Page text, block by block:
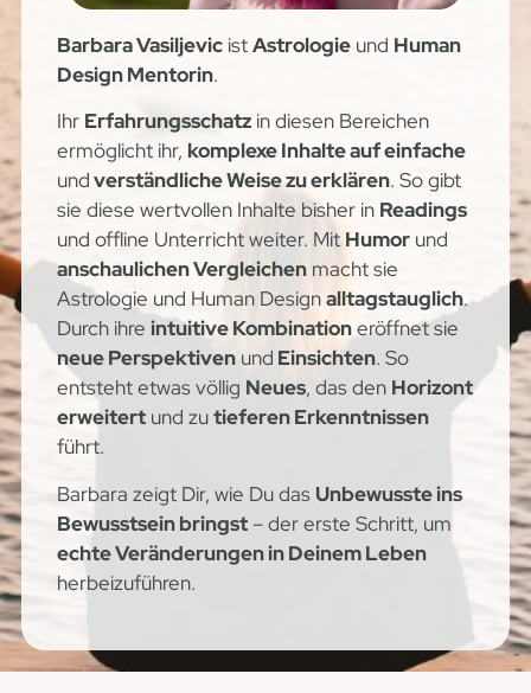
Barbara VasiljevicistAstrologieund Human
Design Mentorin.
Ihr Erfahrungsschatzin diesen Bereichen
ermöglicht ihr, komplexe Inhalte auf einfache
undverständliche Weise zu erklären. So gibt
sie diese wertvollen Inhalte bisher in Readings
und offline Unterricht weiter. Mit Humorund
anschaulichen Vergleichenmacht sie
Astrologie und Human Designalltagstauglich.
Durch ihre intuitive Kombinationeröffnet sie
neue Perspektivenund Einsichten. So
entsteht etwas völlig Neues, das den Horizont
erweitertund zutieferen Erkenntnissen
führt.
Barbara zeigt Dir, wie Du das Unbewusste ins
Bewusstsein bringst– der erste Schritt, um
echte Veränderungen in Deinem Leben
herbeizuführen.